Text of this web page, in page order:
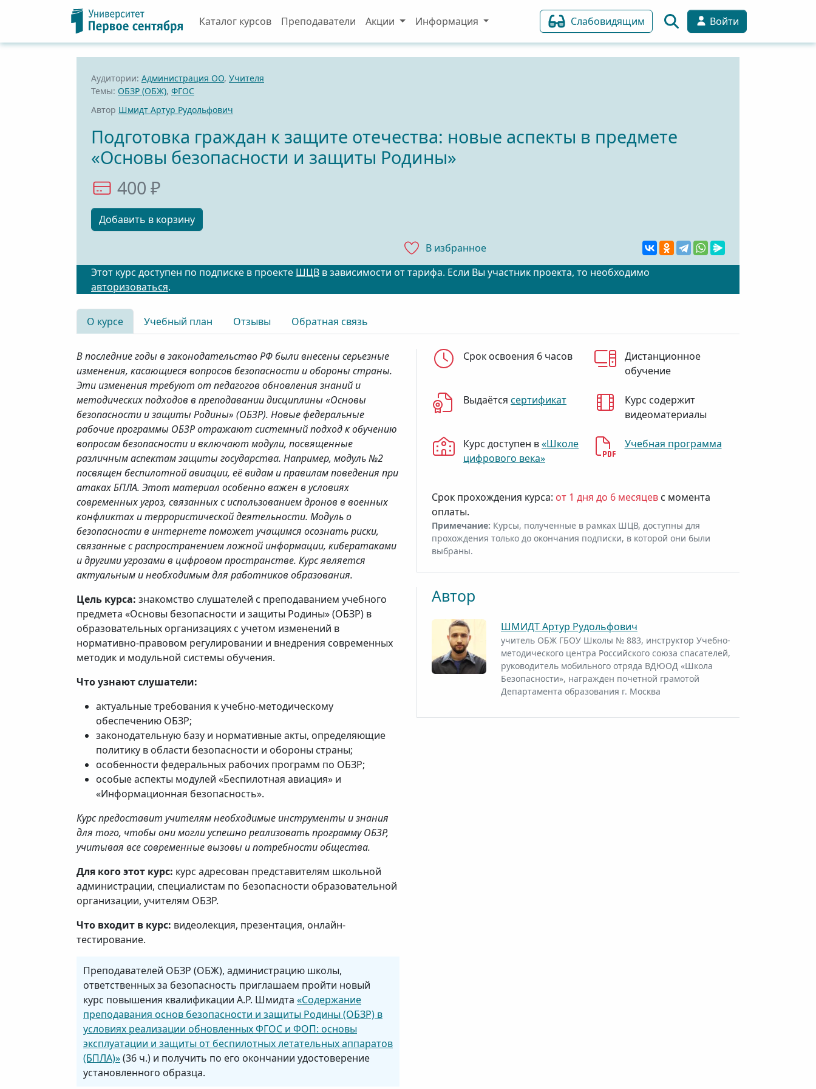
Каталог курсов Преподаватели Акции Информация Слабовидящим Войти
Аудитории: Администрация ОО, Учителя
Темы: ОБЗР (ОБЖ), ФГОС
Автор Шмидт Артур Рудольфович
Подготовка граждан к защите отечества: новые аспекты в предмете
«Основы безопасности и защиты Родины»
400 ₽
Добавить в корзину
В избранноe
Этот курс доступен по подписке в проекте ШЦВ в зависимости от тарифа. Если Вы участник проекта, то необходимо
авторизоваться.
О курсе Учебный план Отзывы Обратная связь
Срок освоения 6 часов
Дистанционное
обучение
Выдаётся сертификат
Курс содержит
видеоматериалы
Курс доступен в«Школе
цифрового века»
Учебная программа
Срок прохождения курса: от 1 дня до 6 месяцев с момента
оплаты.
Примечание: Курсы, полученные в рамках ШЦВ, доступны для
прохождения только до окончания подписки, в которой они были
выбраны.
Автор
ШМИДТ Артур Рудольфович
учитель ОБЖ ГБОУ Школы № 883, инструктор Учебно-
методического центра Российского союза спасателей,
руководитель мобильного отряда ВДЮОД «Школа
Безопасности», награжден почетной грамотой
Департамента образования г. Москва
В последние годы в законодательство РФ были внесены серьезные
изменения, касающиеся вопросов безопасности и обороны страны.
Эти изменения требуют от педагогов обновления знаний и
методических подходов в преподавании дисциплины «Основы
безопасности и защиты Родины» (ОБЗР). Новые федеральные
рабочие программы ОБЗР отражают системный подход к обучению
вопросам безопасности и включают модули, посвященные
различным аспектам защиты государства. Например, модуль №2
посвящен беспилотной авиации, её видам и правилам поведения при
атаках БПЛА. Этот материал особенно важен в условиях
современных угроз, связанных с использованием дронов в военных
конфликтах и террористической деятельности. Модуль о
безопасности в интернете поможет учащимся осознать риски,
связанные с распространением ложной информации, кибератаками
и другими угрозами в цифровом пространстве. Курс является
актуальным и необходимым для работников образования.
Цель курса: знакомство слушателей с преподаванием учебного
предмета «Основы безопасности и защиты Родины» (ОБЗР) в
образовательных организациях с учетом изменений в
нормативно-правовом регулировании и внедрения современных
методик и модульной системы обучения.
Что узнают слушатели:
актуальные требования к учебно-методическому
обеспечению ОБЗР;
законодательную базу и нормативные акты, определяющие
политику в области безопасности и обороны страны;
особенности федеральных рабочих программ по ОБЗР;
особые аспекты модулей «Беспилотная авиация» и
«Информационная безопасность».
Курс предоставит учителям необходимые инструменты и знания
для того, чтобы они могли успешно реализовать программу ОБЗР,
учитывая все современные вызовы и потребности общества.
Для кого этот курс: курс адресован представителям школьной
администрации, специалистам по безопасности образовательной
организации, учителям ОБЗР.
Что входит в курс: видеолекция, презентация, онлайн-
тестирование.
Преподавателей ОБЗР (ОБЖ), администрацию школы,
ответственных за безопасность приглашаем пройти новый
курс повышения квалификации А.Р. Шмидта «Содержание
преподавания основ безопасности и защиты Родины (ОБЗР) в
условиях реализации обновленных ФГОС и ФОП: основы
эксплуатации и защиты от беспилотных летательных аппаратов
(БПЛА)»(36 ч.) и получить по его окончании удостоверение
установленного образца.